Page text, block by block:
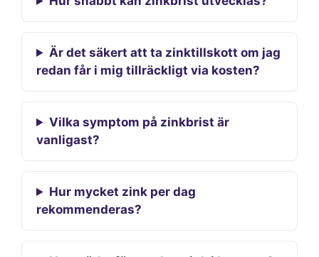
Är det säkert att ta zinktillskott om jag
redan får i mig tillräckligt via kosten?
Vilka symptom på zinkbrist är
vanligast?
Hur mycket zink per dag
rekommenderas?